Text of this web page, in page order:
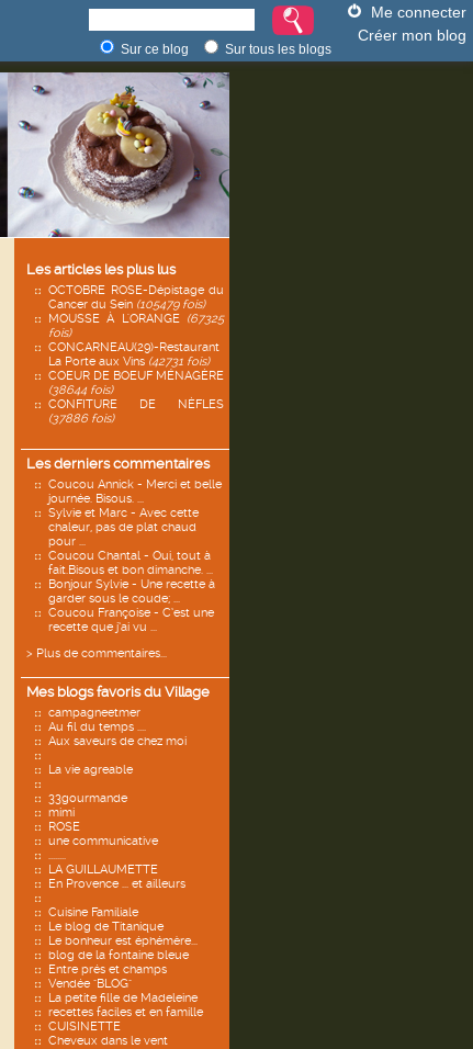
Me connecter
Créer mon blog
Sur ce blog Sur tous les blogs
Les articles les plus lus
OCTOBRE ROSE-Dépistage du
Cancer du Sein (105479 fois)
MOUSSE À L'ORANGE (67325
fois)
CONCARNEAU(29)-Restaurant
La Porte aux Vins (42731 fois)
COEUR DE BOEUF MÉNAGÈRE
(38644 fois)
CONFITURE DE NÈFLES
(37886 fois)
Les derniers commentaires
Coucou Annick - Merci et belle
journée. Bisous. ...
Sylvie et Marc - Avec cette
chaleur, pas de plat chaud
pour ...
Coucou Chantal - Oui, tout à
fait.Bisous et bon dimanche. ...
Bonjour Sylvie - Une recette à
garder sous le coude; ...
Coucou Françoise - C’est une
recette que j’ai vu ...
> Plus de commentaires...
Mes blogs favoris du Village
campagneetmer
Au fil du temps ....
Aux saveurs de chez moi
La vie agreable
33gourmande
mimi
ROSE
une communicative
........
LA GUILLAUMETTE
En Provence ... et ailleurs
Cuisine Familiale
Le blog de Titanique
Le bonheur est éphémère...
blog de la fontaine bleue
Entre prés et champs
Vendée "BLOG"
La petite fille de Madeleine
recettes faciles et en famille
CUISINETTE
Cheveux dans le vent